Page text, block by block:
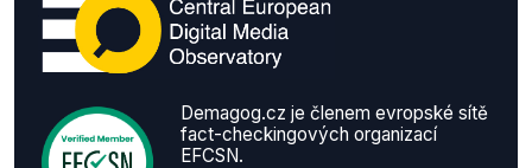
Demagog.cz je členem evropské sítě
fact-checkingových organizací
EFCSN.